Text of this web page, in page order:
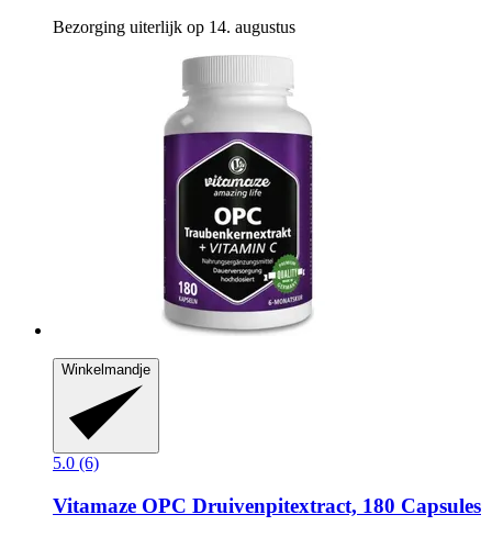
Bezorging uiterlijk op 14. augustus
Winkelmandje
5.0 (6)
Vitamaze OPC Druivenpitextract, 180 Capsules